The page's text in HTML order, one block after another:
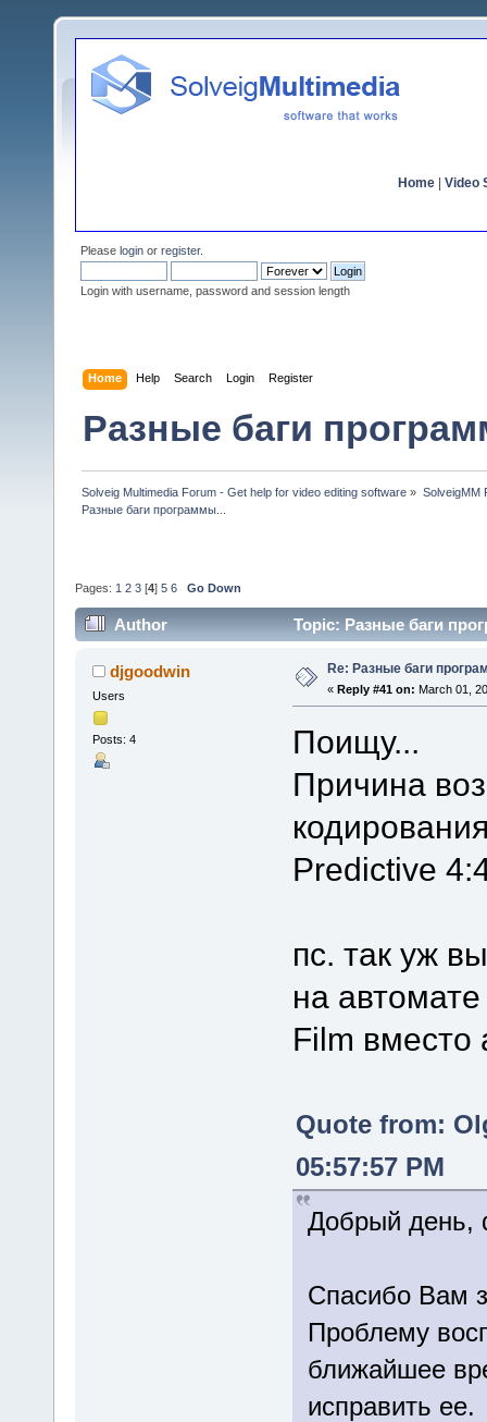
Home Video
Please login or register.
Login with username, password and session length
Home Help Search Login Register
Разные баги
Solveig Multimedia Forum - Get help for video editing software » SolveigMM
Разные баги программы...
Pages: 1 2 3 [4] 5 6 Go Down
Author Topic: Разные баги
djgoodwin
Users
Posts: 4
Re: Разные баги
« Reply #41 on: March 01,
Поищу...
Причина
Predictive
пс. так уж
на
Film вместо
Quote from:
05:57:57 PM
Добрый день,
Спасибо Вам
Проблему
ближайшее
исправить ее.